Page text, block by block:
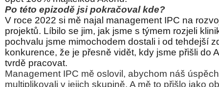
Po této epizodě jsi pokračoval kde?
V roce 2022 si mě najal management IPC na
projektů. Líbilo se jim, jak jsme s týmem rozjeli
pochvalu jsme mimochodem dostali i od tehdejší
konkurence, že je přesně vidět, kdy jsme přišli do
tvrdě pracovat.
Management IPC mě oslovil, abychom náš
multiplikovali v jejich skupině. A mě to přišlo jako